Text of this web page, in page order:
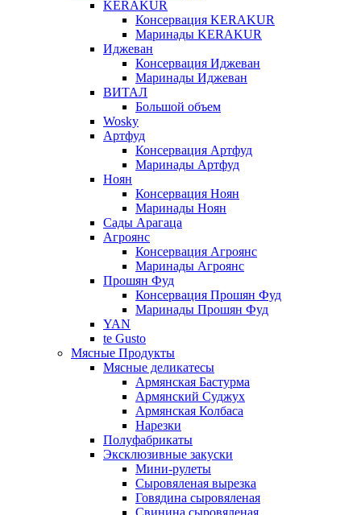
KERAKUR
Консервация KERAKUR
Маринады KERAKUR
Иджеван
Консервация Иджеван
Маринады Иджеван
ВИТАЛ
Большой объем
Wosky
Артфуд
Консервация Артфуд
Маринады Артфуд
Ноян
Консервация Ноян
Маринады Ноян
Сады Арагаца
Агроянс
Консервация Агроянс
Маринады Агроянс
Прошян Фуд
Консервация Прошян Фуд
Маринады Прошян Фуд
YAN
te Gusto
Мясные Продукты
Мясные деликатесы
Армянская Бастурма
Армянский Суджух
Армянская Колбаса
Нарезки
Полуфабрикаты
Эксклюзивные закуски
Мини-рулеты
Сыровяленая вырезка
Говядина сыровяленая
Свинина сыровяленая